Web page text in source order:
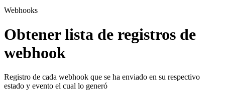
Webhooks
Obtener lista de registros de
webhook
Registro de cada webhook que se ha enviado en su respectivo
estado y evento el cual lo generó